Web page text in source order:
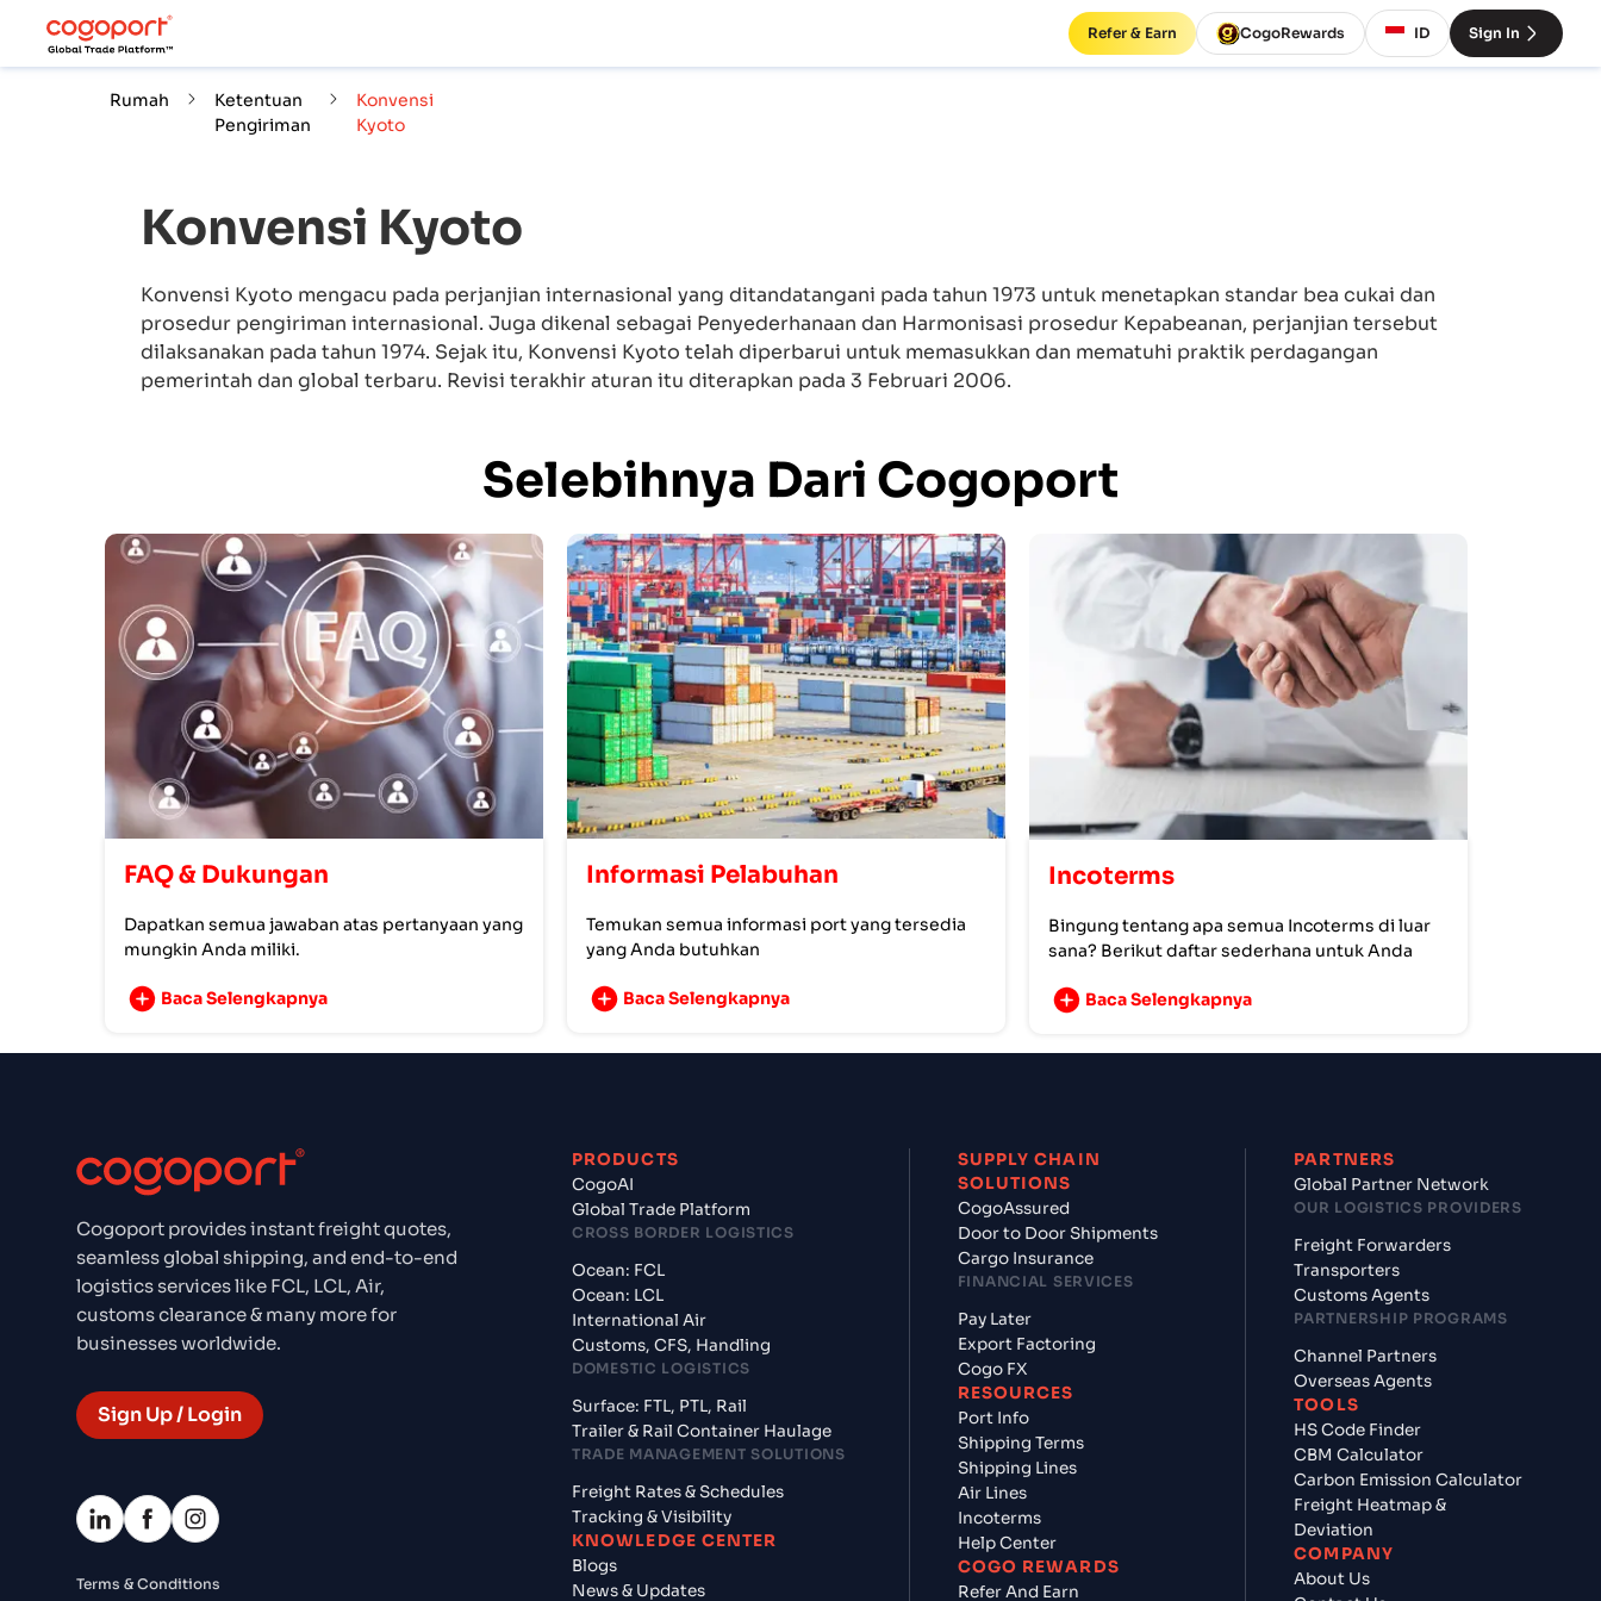
Refer & Earn CogoRewards ID Sign In
Rumah
Ketentuan
Pengiriman
Konvensi
Kyoto
Konvensi Kyoto
Konvensi Kyoto mengacu pada perjanjian internasional yang ditandatangani pada tahun 1973 untuk menetapkan standar bea cukai dan
prosedur pengiriman internasional. Juga dikenal sebagai Penyederhanaan dan Harmonisasi prosedur Kepabeanan, perjanjian tersebut
dilaksanakan pada tahun 1974. Sejak itu, Konvensi Kyoto telah diperbarui untuk memasukkan dan mematuhi praktik perdagangan
pemerintah dan global terbaru. Revisi terakhir aturan itu diterapkan pada 3 Februari 2006.
Selebihnya Dari Cogoport
FAQ & Dukungan
Dapatkan semua jawaban atas pertanyaan yang
mungkin Anda miliki.
Baca Selengkapnya
Informasi Pelabuhan
Temukan semua informasi port yang tersedia
yang Anda butuhkan
Baca Selengkapnya
Incoterms
Bingung tentang apa semua Incoterms di luar
sana? Berikut daftar sederhana untuk Anda
Baca Selengkapnya
Cogoport provides instant freight quotes,
seamless global shipping, and end-to-end
logistics services like FCL, LCL, Air,
customs clearance & many more for
businesses worldwide.
Sign Up / Login
PRODUCTS
CogoAI
Global Trade Platform
CROSS BORDER LOGISTICS
Ocean: FCL
Ocean: LCL
International Air
Customs, CFS, Handling
DOMESTIC LOGISTICS
Surface: FTL, PTL, Rail
Trailer & Rail Container Haulage
TRADE MANAGEMENT SOLUTIONS
Freight Rates & Schedules
Tracking & Visibility
KNOWLEDGE CENTER
Blogs
News & Updates
SUPPLY CHAIN
SOLUTIONS
CogoAssured
Door to Door Shipments
Cargo Insurance
FINANCIAL SERVICES
Pay Later
Export Factoring
Cogo FX
RESOURCES
Port Info
Shipping Terms
Shipping Lines
Air Lines
Incoterms
Help Center
COGO REWARDS
Refer And Earn
PARTNERS
Global Partner Network
OUR LOGISTICS PROVIDERS
Freight Forwarders
Transporters
Customs Agents
PARTNERSHIP PROGRAMS
Channel Partners
Overseas Agents
TOOLS
HS Code Finder
CBM Calculator
Carbon Emission Calculator
Freight Heatmap &
Deviation
COMPANY
About Us
Terms & Conditions